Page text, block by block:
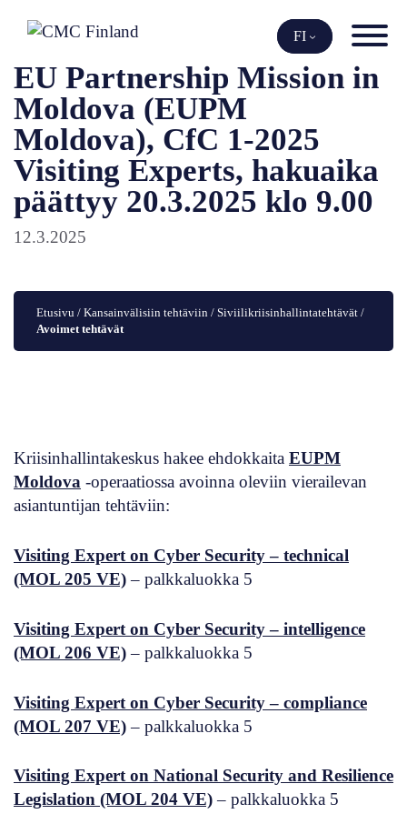
sisältöön
FI
EU Partnership Mission in
Moldova (EUPM
Moldova), CfC 1-2025
Visiting Experts, hakuaika
päättyy 20.3.2025 klo 9.00
12.3.2025
Etusivu / Kansainvälisiin tehtäviin / Siviilikriisinhallintatehtävät
Avoimet tehtävät
Kriisinhallintakeskus hakee ehdokkaita EUPM
Moldova -operaatiossa avoinna oleviin vierailevan
asiantuntijan tehtäviin:
Visiting Expert on Cyber Security – technical
(MOL 205 VE)– palkkaluokka 5
Visiting Expert on Cyber Security – intelligence
(MOL 206 VE)– palkkaluokka 5
Visiting Expert on Cyber Security – compliance
(MOL 207 VE)– palkkaluokka 5
Visiting Expert on National Security and Resilience
Legislation (MOL 204 VE)– palkkaluokka 5